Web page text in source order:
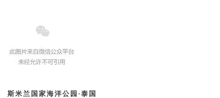
斯米兰国家海洋公园·泰国